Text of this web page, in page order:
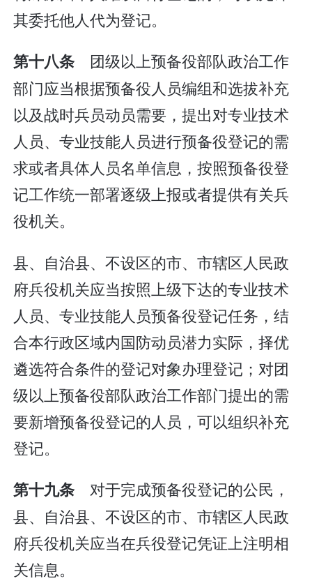
其委托他人代为登记。
第十八条 团级以上预备役部队政治工作
部门应当根据预备役人员编组和选拔补充
以及战时兵员动员需要，提出对专业技术
人员、专业技能人员进行预备役登记的需
求或者具体人员名单信息，按照预备役登
记工作统一部署逐级上报或者提供有关兵
役机关。
县、自治县、不设区的市、市辖区人民政
府兵役机关应当按照上级下达的专业技术
人员、专业技能人员预备役登记任务，结
合本行政区域内国防动员潜力实际，择优
遴选符合条件的登记对象办理登记；对团
级以上预备役部队政治工作部门提出的需
要新增预备役登记的人员，可以组织补充
登记。
第十九条对于完成预备役登记的公民，
县、自治县、不设区的市、市辖区人民政
府兵役机关应当在兵役登记凭证上注明相
关信息。